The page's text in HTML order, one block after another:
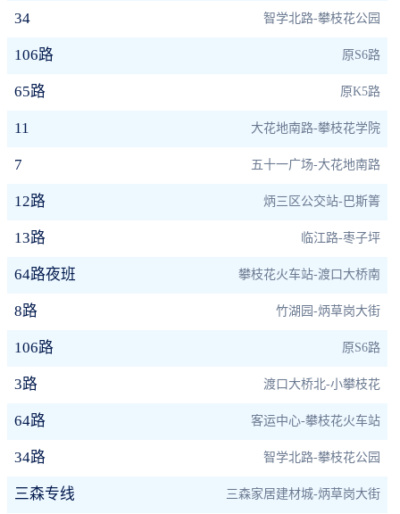
34 智学北路-攀枝花公园
106路 原S6路
65路 原K5路
11 大花地南路-攀枝花学院
7 五十一广场-大花地南路
12路 炳三区公交站-巴斯箐
13路 临江路-枣子坪
64路夜班 攀枝花火车站-渡口大桥南
8路 竹湖园-炳草岗大街
106路 原S6路
3路 渡口大桥北-小攀枝花
64路 客运中心-攀枝花火车站
34路 智学北路-攀枝花公园
三森专线 三森家居建材城-炳草岗大街